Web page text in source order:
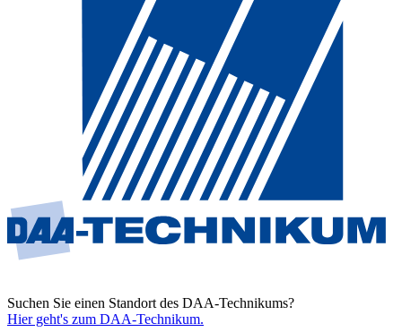
Suchen Sie einen Standort des DAA-Technikums?
Hier geht's zum DAA-Technikum.